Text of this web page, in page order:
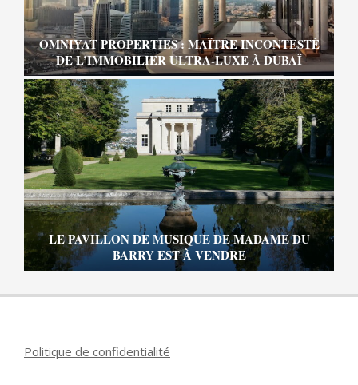
OMNIYAT PROPERTIES : MAÎTRE INCONTESTÉ
DE L’IMMOBILIER ULTRA-LUXE À DUBAÏ
LE PAVILLON DE MUSIQUE DE MADAME DU
BARRY EST À VENDRE
Politique de confidentialité